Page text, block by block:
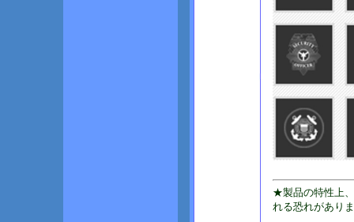
★製品の特性上
れる恐れがあり